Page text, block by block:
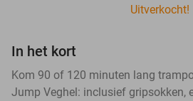
Uitverkocht!
In het kort
Kom 90 of 120 minuten lang
Jump Veghel: inclusief gripsokken,